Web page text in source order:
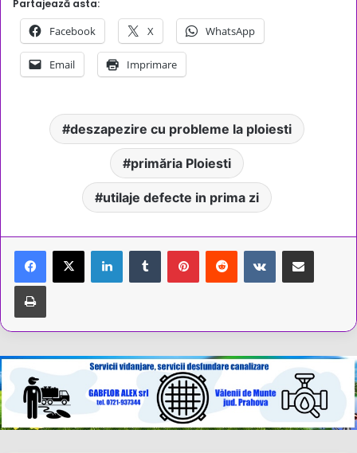
Partajează asta:
Facebook X WhatsApp
Email Imprimare
deszapezire cu probleme la ploiesti
primăria Ploiesti
utilaje defecte in prima zi
LinkedInTumblr PinterestReddit VKontakteShare via Email
Tipărește